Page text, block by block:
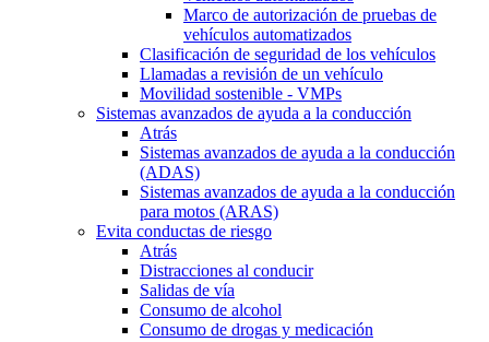
Marco de autorización de pruebas de
vehículos automatizados
Clasificación de seguridad de los vehículos
Llamadas a revisión de un vehículo
Movilidad sostenible - VMPs
Sistemas avanzados de ayuda a la conducción
Atrás
Sistemas avanzados de ayuda a la conducción
(ADAS)
Sistemas avanzados de ayuda a la conducción
para motos (ARAS)
Evita conductas de riesgo
Atrás
Distracciones al conducir
Salidas de vía
Consumo de alcohol
Consumo de drogas y medicación